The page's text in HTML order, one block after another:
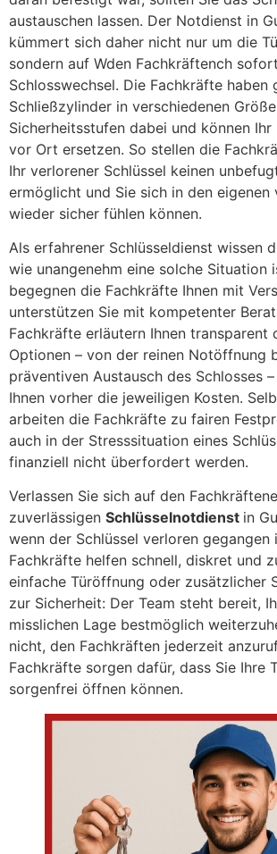
austauschen lassen. Der Notdienst in
kümmert sich daher nicht nur um die
sondern auf Wden Fachkräftench
Schlosswechsel. Die Fachkräfte haben
Schließzylinder in verschiedenen
Sicherheitsstufen dabei und können
vor Ort ersetzen. So stellen die
Ihr verlorener Schlüssel keinen
ermöglicht und Sie sich in den eigenen
wieder sicher fühlen können.
Als erfahrener Schlüsseldienst wissen
wie unangenehm eine solche Situation
begegnen die Fachkräfte Ihnen mit
unterstützen Sie mit kompetenter
Fachkräfte erläutern Ihnen transparent
Optionen – von der reinen Notöffnung
präventiven Austausch des Schlosses
Ihnen vorher die jeweiligen Kosten.
arbeiten die Fachkräfte zu fairen
auch in der Stresssituation eines
finanziell nicht überfordert werden.
Verlassen Sie sich auf den
zuverlässigen Schlüsselnotdienst in
wenn der Schlüssel verloren gegangen
Fachkräfte helfen schnell, diskret und
einfache Türöffnung oder zusätzlicher
zur Sicherheit: Der Team steht bereit,
misslichen Lage bestmöglich
nicht, den Fachkräften jederzeit
Fachkräfte sorgen dafür, dass Sie Ihre
sorgenfrei öffnen können.